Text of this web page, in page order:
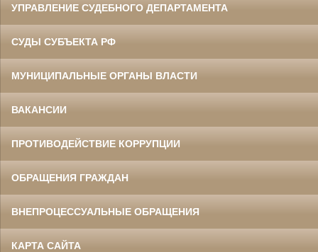
УПРАВЛЕНИЕ СУДЕБНОГО ДЕПАРТАМЕНТА
СУДЫ СУБЪЕКТА РФ
МУНИЦИПАЛЬНЫЕ ОРГАНЫ ВЛАСТИ
ВАКАНСИИ
ПРОТИВОДЕЙСТВИЕ КОРРУПЦИИ
ОБРАЩЕНИЯ ГРАЖДАН
ВНЕПРОЦЕССУАЛЬНЫЕ ОБРАЩЕНИЯ
КАРТА САЙТА